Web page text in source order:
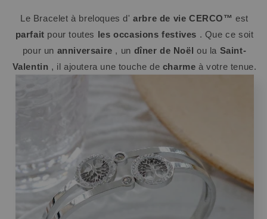
Le Bracelet à breloques d'arbre de vie CERCO™ est
parfait pour toutes les occasions festives . Que ce soit
pour un anniversaire , un dîner de Noël ou la Saint-
Valentin , il ajoutera une touche de charme à votre tenue.